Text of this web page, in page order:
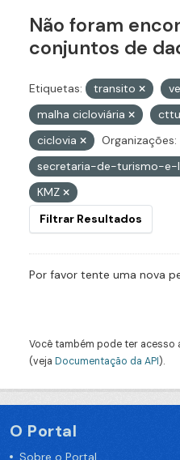
Não foram
conjuntos de
Etiquetas: transito
malha cicloviária
cttu
ciclovia
Organizações:
secretaria-de-turismo-e-
KMZ
Filtrar Resultados
Por favor tente uma nova
Você também pode ter acesso
(veja Documentação da API).
O Portal
Sobre o Portal